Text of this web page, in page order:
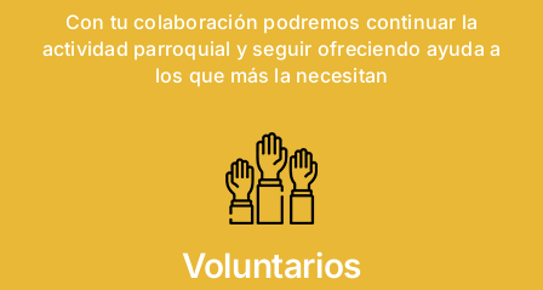
Con tu colaboración podremos continuar la
actividad parroquial y seguir ofreciendo ayuda a
los que más la necesitan
Voluntarios